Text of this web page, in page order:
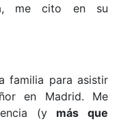
me cito en su
familia para asistir
en Madrid. Me
(y más que